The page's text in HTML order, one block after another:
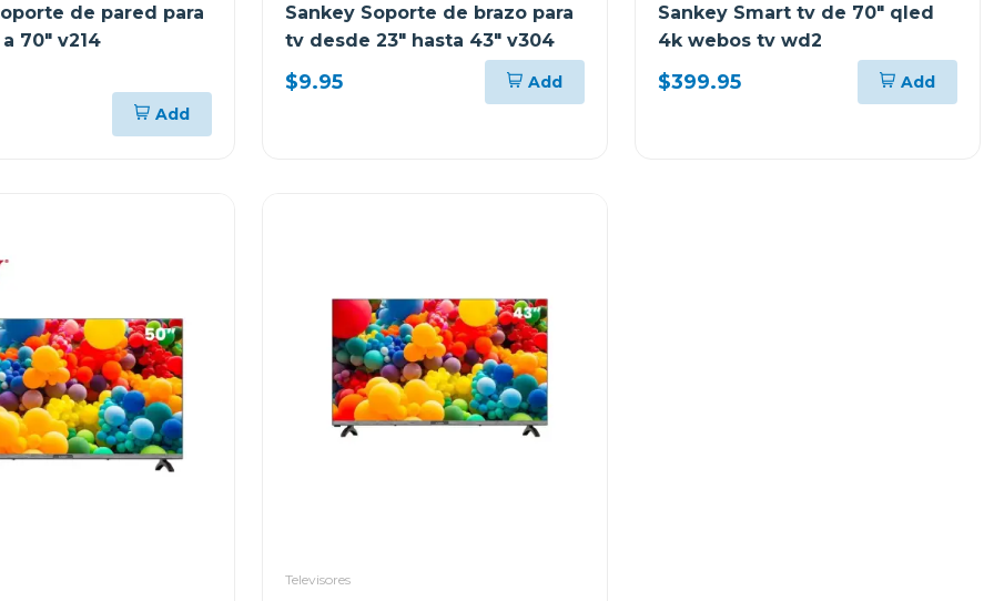
de pared para
70" v214
Add
Sankey Soporte de brazo para
tv desde 23" hasta 43" v304
$9.95 Add
Sankey Smart tv de 70" qled
4k webos tv wd2
$399.95 Add
Televisores